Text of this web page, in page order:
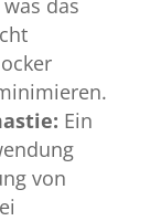
das
Ein
von